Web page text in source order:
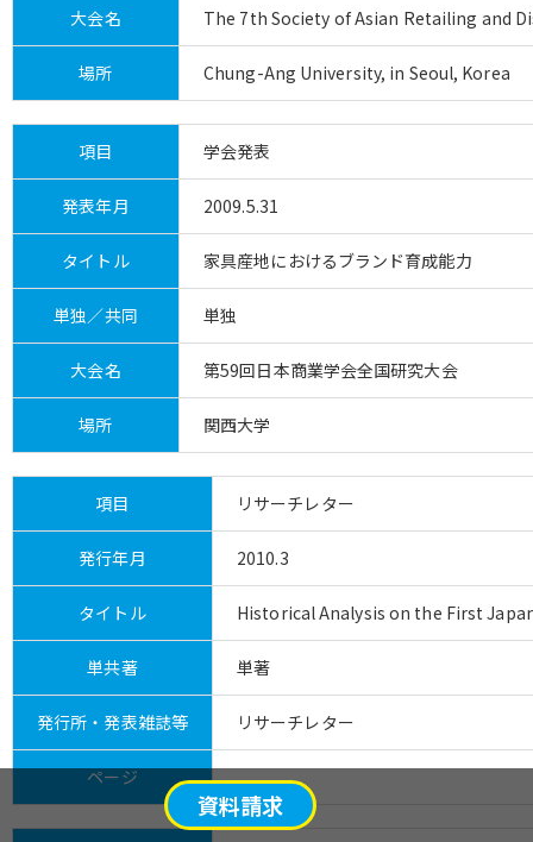
大会名 The 7th Society of Asian Retailing and
場所 Chung-Ang University, in Seoul, Korea
項目 学会発表
発表年月 2009.5.31
タイトル 家具産地におけるブランド育成能力
単独／共同 単独
大会名 第59回日本商業学会全国研究大会
場所 関西大学
項目 リサーチレター
発行年月 2010.3
タイトル Historical Analysis on the First
単共著 単著
発行所・発表雑誌等 リサーチレター
ページ
資料請求